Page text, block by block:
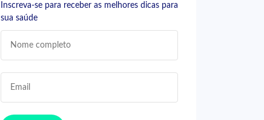
Inscreva-se para receber as melhores dicas para
sua saúde